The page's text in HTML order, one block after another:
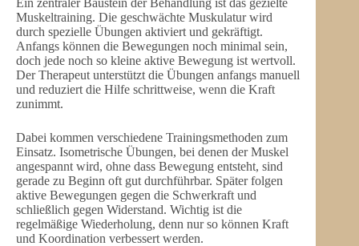
Muskeltraining. Die geschwächte Muskulatur wird
durch spezielle Übungen aktiviert und gekräftigt.
Anfangs können die Bewegungen noch minimal sein,
doch jede noch so kleine aktive Bewegung ist wertvoll.
Der Therapeut unterstützt die Übungen anfangs manuell
und reduziert die Hilfe schrittweise, wenn die Kraft
zunimmt.
Dabei kommen verschiedene Trainingsmethoden zum
Einsatz. Isometrische Übungen, bei denen der Muskel
angespannt wird, ohne dass Bewegung entsteht, sind
gerade zu Beginn oft gut durchführbar. Später folgen
aktive Bewegungen gegen die Schwerkraft und
schließlich gegen Widerstand. Wichtig ist die
regelmäßige Wiederholung, denn nur so können Kraft
und Koordination verbessert werden.